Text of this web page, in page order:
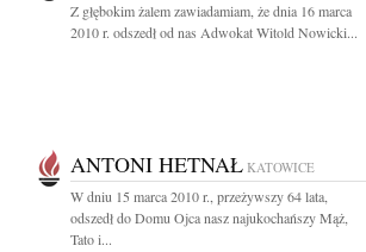
Z głębokim żalem zawiadamiam, że dnia 16 marca
2010 r. odszedł od nas Adwokat Witold Nowicki...
ANTONI HETNAŁ KATOWICE
W dniu 15 marca 2010 r., przeżywszy 64 lata,
odszedł do Domu Ojca nasz najukochańszy Mąż,
Tato i...